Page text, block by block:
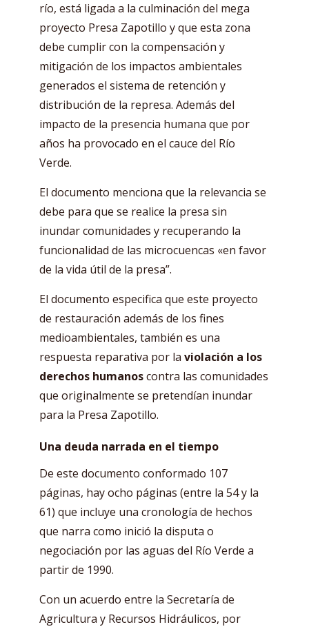
río, está ligada a la culminación del mega
proyecto Presa Zapotillo y que esta zona
debe cumplir con la compensación y
mitigación de los impactos ambientales
generados el sistema de retención y
distribución de la represa. Además del
impacto de la presencia humana que por
años ha provocado en el cauce del Río
Verde.
El documento menciona que la relevancia se
debe para que se realice la presa sin
inundar comunidades y recuperando la
funcionalidad de las microcuencas «en favor
de la vida útil de la presa”.
El documento especifica que este proyecto
de restauración además de los fines
medioambientales, también es una
respuesta reparativa por la violación a los
derechos humanoscontra las comunidades
que originalmente se pretendían inundar
para la Presa Zapotillo.
Una deuda narrada en el tiempo
De este documento conformado 107
páginas, hay ocho páginas (entre la 54 y la
61) que incluye una cronología de hechos
que narra como inició la disputa o
negociación por las aguas del Río Verde a
partir de 1990.
Con un acuerdo entre la Secretaría de
Agricultura y Recursos Hidráulicos, por